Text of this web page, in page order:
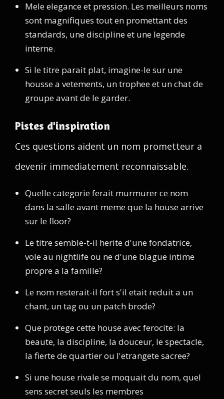
Mele elegance et pression. Les meilleurs noms
sont magnifiques tout en promettant des
standards, une discipline et une legende
interne.
Si le titre parait plat, imagine-le sur une
housse a vetements, un trophee et un chat de
groupe avant de le garder.
Pistes d'inspiration
Ces questions aident un nom prometteur a
devenir immediatement reconnaissable.
Quelle categorie ferait murmurer ce nom
dans la salle avant meme que la house arrive
sur le floor?
Le titre semble-t-il herite d'une fondatrice,
vole au nightlife ou ne d'une blague intime
propre a la famille?
Le nom resterait-il fort s'il etait reduit a un
chant, un tag ou un patch brode?
Que protege cette house avec ferocite: la
beaute, la discipline, la douceur, le spectacle,
la fierte de quartier ou l'etrangete sacree?
Si une house rivale se moquait du nom, quel
sens secret seuls les membres